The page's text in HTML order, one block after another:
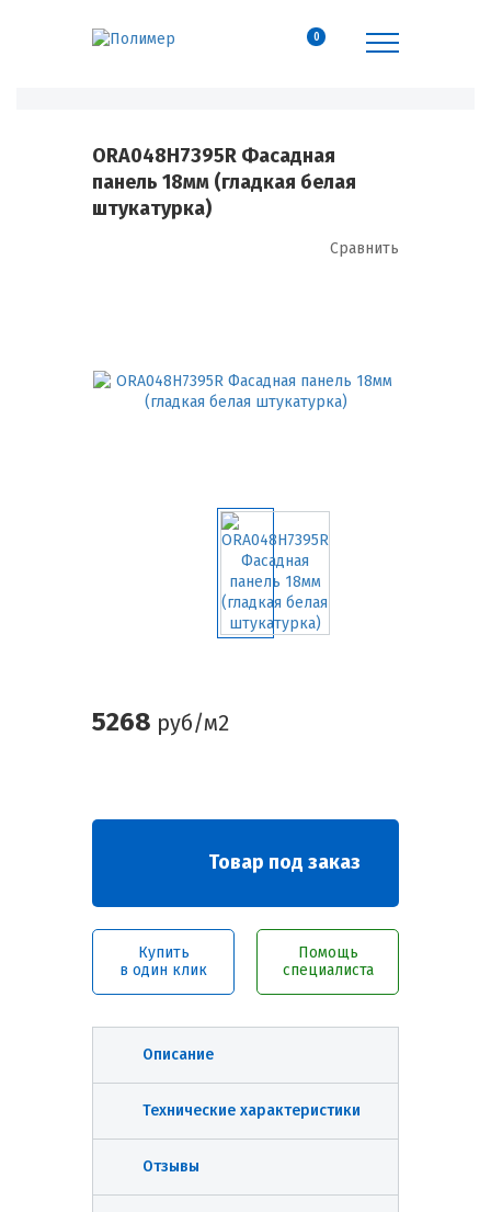
0
ORA048H7395R Фасадная
панель 18мм (гладкая белая
штукатурка)
Сравнить
5268 руб/м2
Товар под заказ
Купить
в один клик
Помощь
специалиста
Описание
Технические характеристики
Отзывы